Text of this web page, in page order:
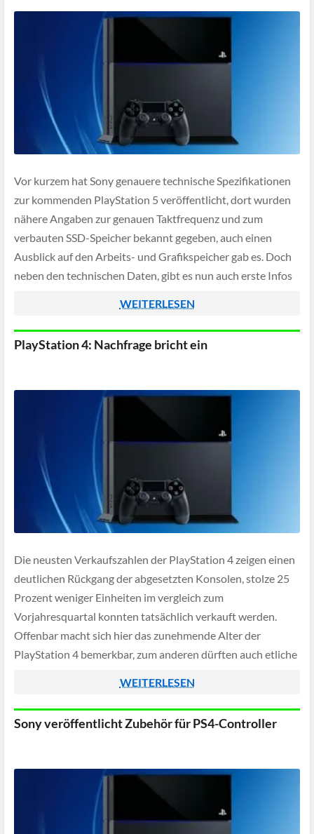
Vor kurzem hat Sony genauere technische Spezifikationen
zur kommenden PlayStation 5 veröffentlicht, dort wurden
nähere Angaben zur genauen Taktfrequenz und zum
verbauten SSD-Speicher bekannt gegeben, auch einen
Ausblick auf den Arbeits- und Grafikspeicher gab es. Doch
neben den technischen Daten, gibt es nun auch erste Infos
WEITERLESEN
PlayStation 4: Nachfrage bricht ein
Die neusten Verkaufszahlen der PlayStation 4 zeigen einen
deutlichen Rückgang der abgesetzten Konsolen, stolze 25
Prozent weniger Einheiten im vergleich zum
Vorjahresquartal konnten tatsächlich verkauft werden.
Offenbar macht sich hier das zunehmende Alter der
PlayStation 4 bemerkbar, zum anderen dürften auch etliche
soll vermutlich gegen Weihnachten 2020 […]
WEITERLESEN
Sony veröffentlicht Zubehör für PS4-Controller